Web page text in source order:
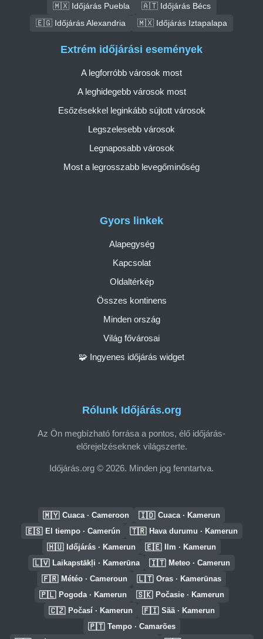
🇲🇽 Időjárás Puebla
🇦🇹 Időjárás Bécs
🇪🇬 Időjárás Alexandria
🇲🇽 Időjárás Iztapalapa
Rólunk Időjárás.org
Az Ön megbízható forrása a pontos, élő időjárás-
előrejelzéseknek világszerte.
Időjárás.org © 2026. Minden jog fenntartva.
Gyors linkek
Alapegység
Kapcsolat
Oldaltérkép
Összes kontinens
Minden ország
Világ fővárosai
🧩 Ingyenes időjárás widget
Extrém időjárási események
A legforróbb városok most
A leghidegebb városok most
Esőzésekkel leginkább sújtott városok
Legszelesebb városok
Legnaposabb városok
Most a legrosszabb levegőminőség
🇲🇾 Cuaca · Cameroon 🇮🇩 Cuaca · Kamerun
🇪🇸 El tiempo · Camerún 🇹🇷 Hava durumu · Kamerun
🇭🇺 Időjárás · Kamerun 🇪🇪 Ilm · Kamerun
🇱🇻 Laikapstākļi · Kamerūna 🇮🇹 Meteo · Camerun
🇫🇷 Météo · Cameroun 🇱🇹 Oras · Kamerūnas
🇵🇱 Pogoda · Kamerun 🇸🇰 Počasie · Kamerun
🇨🇿 Počasí · Kamerun 🇫🇮 Sää · Kamerun
🇵🇹 Tempo · Camarões